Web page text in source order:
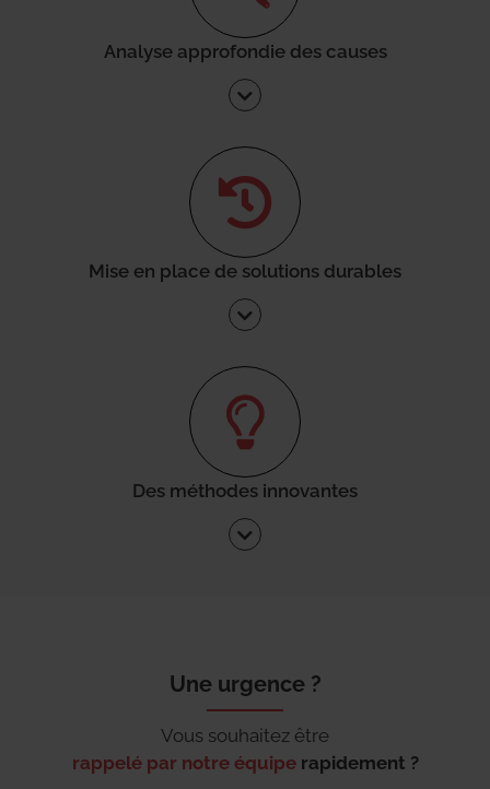
Analyse approfondie des causes
Mise en place de solutions durables
Des méthodes innovantes
Une urgence ?
Vous souhaitez être
rappelé par notre équipe rapidement ?